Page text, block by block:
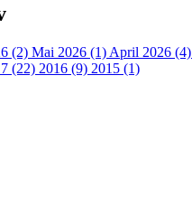
(2) Mai 2026 (1) April 2026 (4)
(22) 2016 (9) 2015 (1)